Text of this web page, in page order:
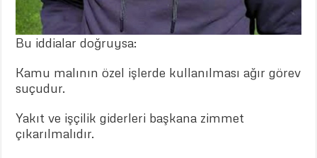
Bu iddialar doğruysa:
Kamu malının özel işlerde kullanılması ağır görev
suçudur.
Yakıt ve işçilik giderleri başkana zimmet
çıkarılmalıdır.